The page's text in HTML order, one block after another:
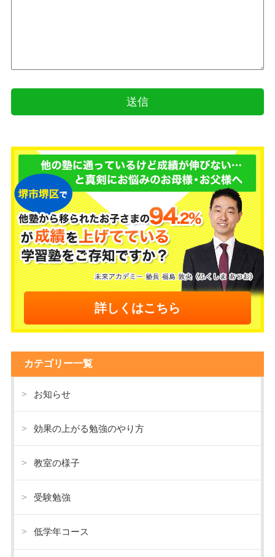
詳しくはこちら
カテゴリー一覧
お知らせ
効果の上がる勉強のやり方
教室の様子
受験勉強
低学年コース